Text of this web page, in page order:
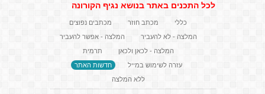
לכל התכנים באתר בנושא נגיף הקורונה
כללי מכתב חוזר
מכתבים נפוצים
המלצה - לא להעביר
המלצה - אפשר להעביר
המלצה - לכאן ולכאן
תרמית
עזרה לשימוש במייל
חדשות האתר
ללא המלצה